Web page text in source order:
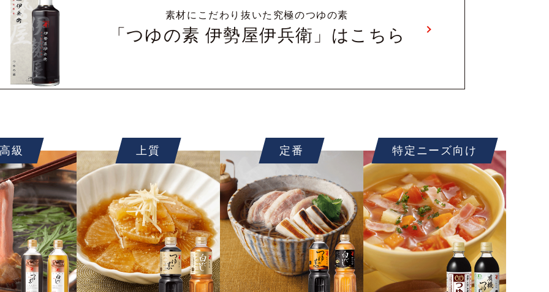
素材にこだわり抜いた 究極のつゆの素
「つゆの素 伊勢屋伊兵衛」はこちら
級 上質 定番 特定ニーズ向け